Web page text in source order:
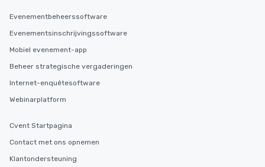
Evenementbeheerssoftware
Evenementsinschrijvingssoftware
Mobiel evenement-app
Beheer strategische vergaderingen
Internet-enquêtesoftware
Webinarplatform
Cvent Startpagina
Contact met ons opnemen
Klantondersteuning